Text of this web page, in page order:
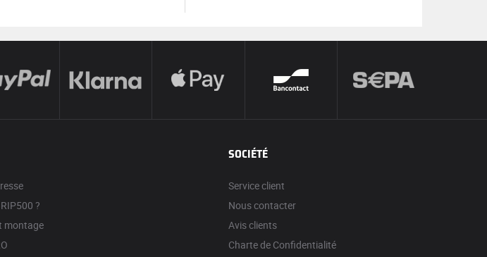
?
montage
SOCIÉTÉ
Service client
Nous contacter
Avis clients
Charte de Confidentialité